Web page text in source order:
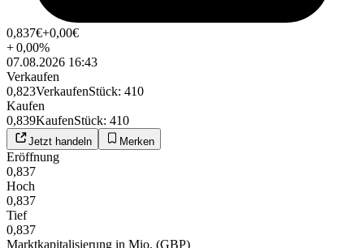
0,837€+0,00€
+0,00%
07.08.2026 16:43
Verkaufen
0,823VerkaufenStück: 410
Kaufen
0,839KaufenStück: 410
Jetzt handeln Merken
Eröffnung
0,837
Hoch
0,837
Tief
0,837
Marktkapitalisierung in Mio. (GBP)